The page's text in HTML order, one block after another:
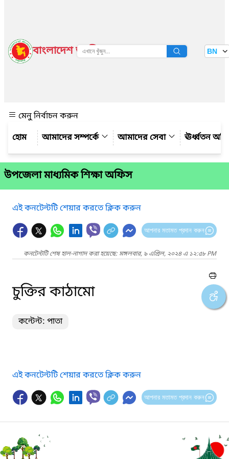
বাংলাদেশ জাতীয় তথ্য বাতায়ন BN
মেনু নির্বাচন করুন
আমাদের সম্পর্কে
আমাদের সেবা ঊর্ধ্বতন
উপজেলা মাধ্যমিক শিক্ষা অফিস
এই কনটেন্টটি শেয়ার করতে ক্লিক করুন
আপনার মতামত প্রদান করুন
কনটেন্টটি শেষ হাল-নাগাদ করা হয়েছে: মঙ্গলবার, ৯ এপ্রিল, ২০২৪ এ ১২:৫৮ PM
চুক্তির কাঠামো
কন্টেন্ট: পাতা
এই কনটেন্টটি শেয়ার করতে ক্লিক করুন
আপনার মতামত প্রদান করুন